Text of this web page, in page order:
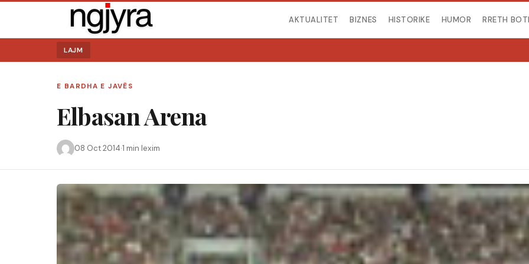
AKTUALITET BIZNES HISTORIKE HUMOR RRETH
LAJM
E BARDHA E JAVËS
Elbasan Arena
08 Oct 2014·1 min lexim